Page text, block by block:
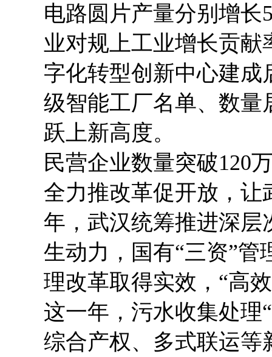
电路圆片产量分别增长
业对规上工业增长贡献
字化转型创新中心建成
级智能工厂名单、数量
跃上新高度。
民营企业数量突破120
全力推改革促开放，让
年，武汉统筹推进深层
生动力，国有“三资”
理改革取得实效，“高
这一年，污水收集处理
综合产权、多式联运等